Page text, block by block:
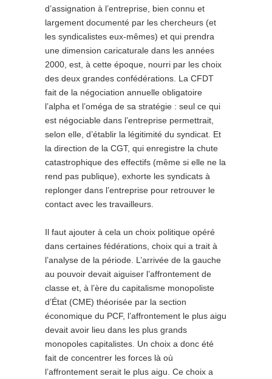
d’assignation à l’entreprise, bien connu et
largement documenté par les chercheurs (et
les syndicalistes eux-mêmes) et qui prendra
une dimension caricaturale dans les années
2000, est, à cette époque, nourri par les choix
des deux grandes confédérations. La CFDT
fait de la négociation annuelle obligatoire
l’alpha et l’oméga de sa stratégie : seul ce qui
est négociable dans l’entreprise permettrait,
selon elle, d’établir la légitimité du syndicat. Et
la direction de la CGT, qui enregistre la chute
catastrophique des effectifs (même si elle ne la
rend pas publique), exhorte les syndicats à
replonger dans l’entreprise pour retrouver le
contact avec les travailleurs.
Il faut ajouter à cela un choix politique opéré
dans certaines fédérations, choix qui a trait à
l’analyse de la période. L’arrivée de la gauche
au pouvoir devait aiguiser l’affrontement de
classe et, à l’ère du capitalisme monopoliste
d’État (CME) théorisée par la section
économique du PCF, l’affrontement le plus aigu
devait avoir lieu dans les plus grands
monopoles capitalistes. Un choix a donc été
fait de concentrer les forces là où
l’affrontement serait le plus aigu. Ce choix a